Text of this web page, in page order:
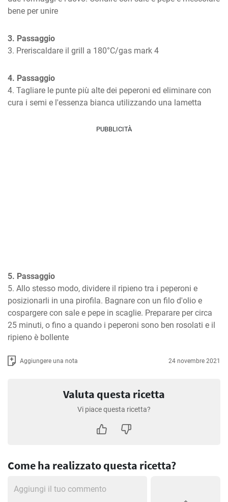
bene per unire
3. Passaggio
3. Preriscaldare il grill a 180°C/gas mark 4
4. Passaggio
4. Tagliare le punte più alte dei peperoni ed eliminare con
cura i semi e l'essenza bianca utilizzando una lametta
PUBBLICITÀ
5. Passaggio
5. Allo stesso modo, dividere il ripieno tra i peperoni e
posizionarli in una pirofila. Bagnare con un filo d'olio e
cospargere con sale e pepe in scaglie. Preparare per circa
25 minuti, o fino a quando i peperoni sono ben rosolati e il
ripieno è bollente
Aggiungere una nota 24 novembre 2021
Valuta questa ricetta
Vi piace questa ricetta?
Come ha realizzato questa ricetta?